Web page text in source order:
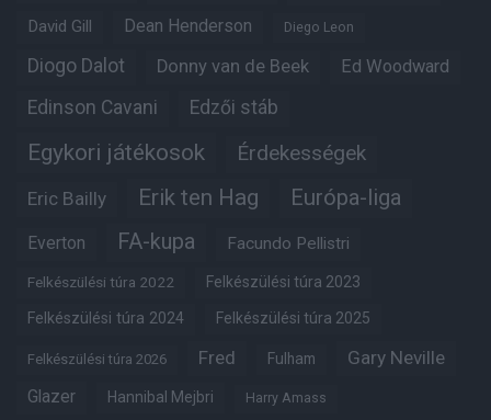
David Gill Dean Henderson Diego Leon
Diogo Dalot Donny van de Beek Ed Woodward
Edinson Cavani Edzői stáb
Egykori játékosok Érdekességek
Eric Bailly Erik ten Hag Európa-liga
Everton FA-kupa Facundo Pellistri
Felkészülési túra 2022 Felkészülési túra 2023
Felkészülési túra 2024 Felkészülési túra 2025
Felkészülési túra 2026 Fred Fulham Gary Neville
Glazer Hannibal Mejbri Harry Amass